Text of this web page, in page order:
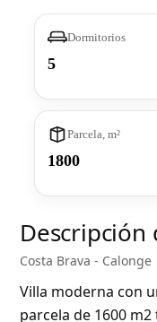
Dormitorios
5
Parcela, m²
1800
Costa Brava - Calonge
Villa moderna con
parcela de 1600